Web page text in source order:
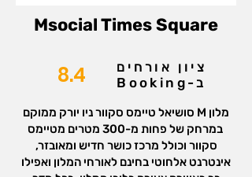
‪Msocial Times Square
8.4
ציון אורחים
ב-Booking
מלון M סושיאל טיימס סקוור ניו יורק ממוקם
במרחק של פחות מ-300 מטרים מטיימס
סקוור וכולל מרכז כושר חדיש ומאובזר,
אינטרנט אלחוטי בחינם לאורחי המלון ואפילו